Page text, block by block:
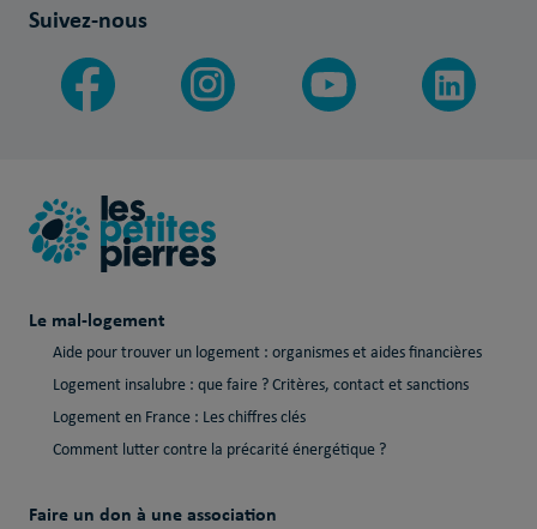
Suivez-nous
Le mal-logement
Aide pour trouver un logement : organismes et aides financières
Logement insalubre : que faire ? Critères, contact et sanctions
Logement en France : Les chiffres clés
Comment lutter contre la précarité énergétique ?
Faire un don à une association